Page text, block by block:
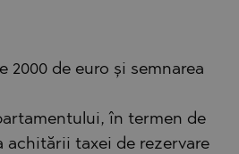
2000 de euro și semnarea
în termen de
achitării taxei de rezervare